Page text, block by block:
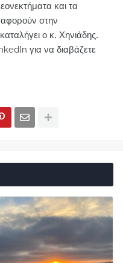
και τα
στην
ο κ. Χηνιάδης.
για να διαβάζετε